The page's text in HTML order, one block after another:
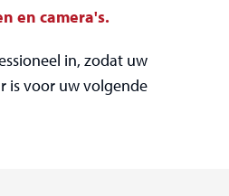
en camera's.
in, zodat uw
is voor uw volgende